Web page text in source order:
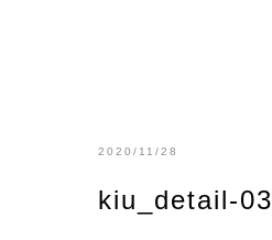
2020/11/28
kiu_detail-03